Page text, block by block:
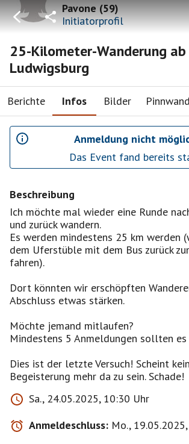
Pavone(59)
Initiatorprofil
25-Kilometer-Wanderung ab
Ludwigsburg
Berichte Infos Bilder Pinnwand
Anmeldung nicht
Das Event fand bereits
Beschreibung
Ich möchte mal wieder eine Runde
und zurück wandern.
Es werden mindestens 25 km werden
dem Uferstüble mit dem Bus zurück
fahren).
Dort könnten wir erschöpften
Abschluss etwas stärken.
Möchte jemand mitlaufen?
Mindestens 5 Anmeldungen sollten es
Dies ist der letzte Versuch! Scheint
Sa., 24.05.2025, 10:30 Uhr
Anmeldeschluss: Mo.,